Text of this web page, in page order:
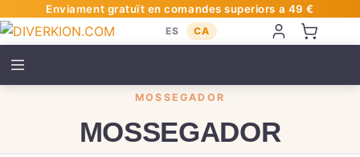
Enviament gratuït en comandes superiors a 49 €
ES CA
MOSSEGADOR
MOSSEGADOR